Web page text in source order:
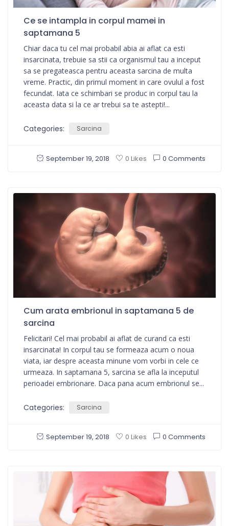
Ce se intampla in corpul mamei in
saptamana 5
Chiar daca tu cel mai probabil abia ai aflat ca esti
insarcinata, trebuie sa stii ca organismul tau a inceput
sa se pregateasca pentru aceasta sarcina de multa
vreme. Practic, din primul moment in care ovulul a fost
fecundat. Iata ce schimbari se produc in corpul tau la
aceasta data si la ce ar trebui sa te astepti!...
Categories: Sarcina
September 19, 2018 0 Likes 0 Comments
Cum arata embrionul in saptamana 5 de
sarcina
Felicitari! Cel mai probabil ai aflat de curand ca esti
insarcinata! In corpul tau se formeaza acum o noua
viata, iar despre aceasta minune vom vorbi in cele ce
urmeaza. In saptamana 5, sarcina se afla la inceputul
perioadei embrionare. Daca pana acum embrionul se...
Categories: Sarcina
September 19, 2018 0 Likes 0 Comments